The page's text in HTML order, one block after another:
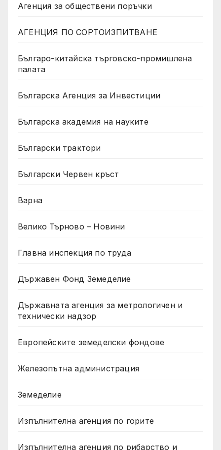
Агенция за обществени поръчки
АГЕНЦИЯ ПО СОРТОИЗПИТВАНЕ
Българо-китайска търговско-промишлена
палата
Българска Агенция за Инвестиции
Българска академия на науките
Български трактори
Български Червен кръст
Варна
Велико Търново – Новини
Главна инспекция по труда
Държавен Фонд Земеделие
Държавната агенция за метрологичен и
технически надзор
Европейските земеделски фондове
Железопътна администрация
Земеделие
Изпълнителна агенция по горите
Изпълнителна агенция по рибарство и